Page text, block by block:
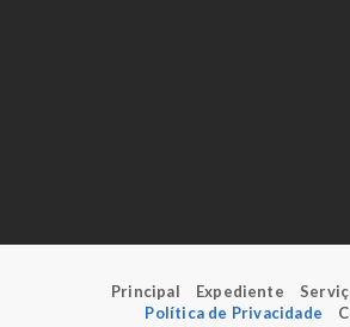
Principal Expediente
Política de Privacidade